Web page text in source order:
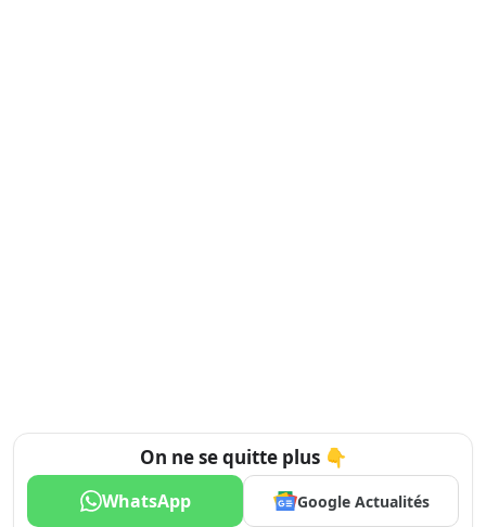
On ne se quitte plus 👇
WhatsApp Google Actualités